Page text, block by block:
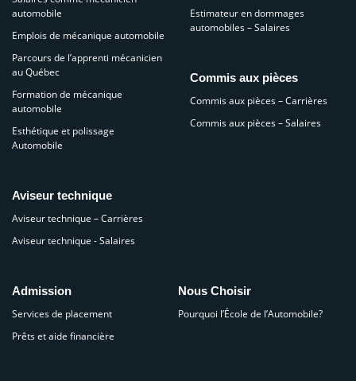
automobile
Emplois de mécanique automobile
Parcours de l’apprenti mécanicien
au Québec
Formation de mécanique
automobile
Esthétique et polissage
Automobile
Aviseur technique
Aviseur technique – Carrières
Aviseur technique - Salaires
Estimateur en dommages
automobiles – Salaires
Commis aux pièces
Commis aux pièces – Carrières
Commis aux pièces – Salaires
Admission
Services de placement
Prêts et aide financière
Nous Choisir
Pourquoi l’École de l’Automobile?